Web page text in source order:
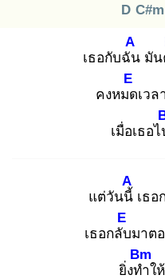
D C#m
เธอกับฉัน
A
มัน
คงหมด
E
เวล
เมื่อเธอ
แต่วันนี้
A
เธอ
เธอกลับ
E
มาต
ยิ่งทำ
Bm
ใ